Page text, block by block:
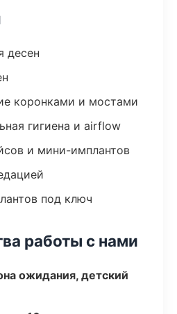
десен
коронками и мостами
гигиена и airflow
и мини-имплантов
под ключ
работы с нами
ожидания, детский